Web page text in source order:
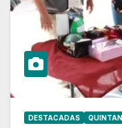
DESTACADAS